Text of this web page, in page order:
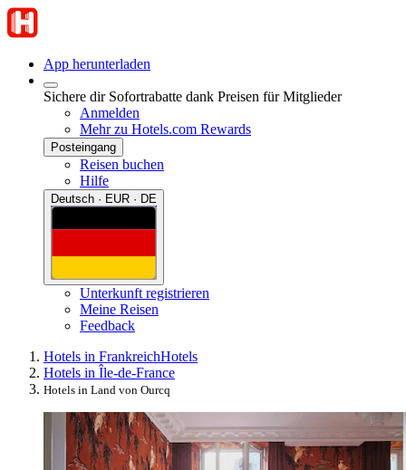
App herunterladen
Sichere dir Sofortrabatte dank Preisen für Mitglieder
Anmelden
Mehr zu Hotels.com Rewards
Posteingang
Reisen buchen
Hilfe
Deutsch · EUR · DE
Unterkunft registrieren
Meine Reisen
Feedback
Hotels in FrankreichHotels
Hotels in Île-de-France
Hotels in Land von Ourcq